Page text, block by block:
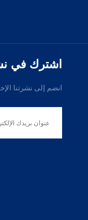
اشترك في
انضم إلى نشرتنا